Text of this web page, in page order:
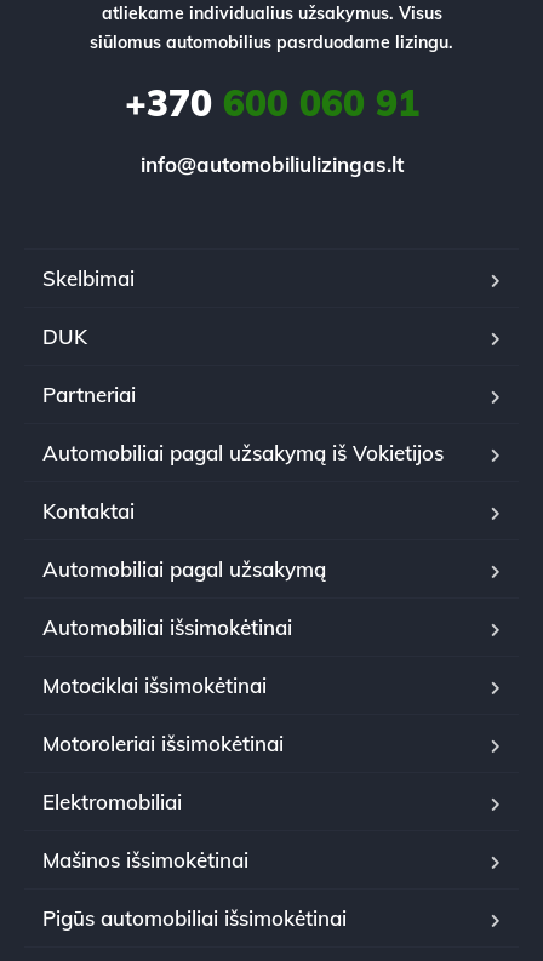
atliekame individualius užsakymus. Visus
siūlomus automobilius pasrduodame lizingu.
+370600 060 91
info@automobiliulizingas.lt
Skelbimai
DUK
Partneriai
Automobiliai pagal užsakymą iš Vokietijos
Kontaktai
Automobiliai pagal užsakymą
Automobiliai išsimokėtinai
Motociklai išsimokėtinai
Motoroleriai išsimokėtinai
Elektromobiliai
Mašinos išsimokėtinai
Pigūs automobiliai išsimokėtinai